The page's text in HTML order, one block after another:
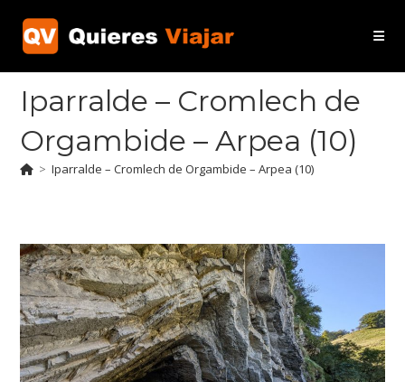
contenido
Iparralde – Cromlech de
Orgambide – Arpea (10)
> Iparralde – Cromlech de Orgambide – Arpea (10)